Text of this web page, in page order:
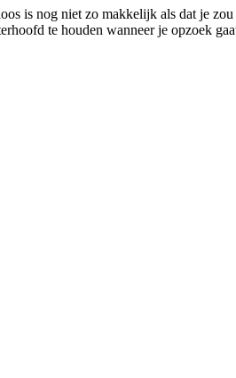
is nog niet zo makkelijk als dat je
te houden wanneer je opzoek